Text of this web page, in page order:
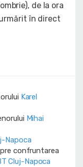
de la ora
în direct
Karel
Mihai
Napoca
confruntarea
Cluj-Napoca